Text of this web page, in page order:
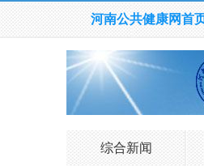
河南公共健康网首
综合新闻